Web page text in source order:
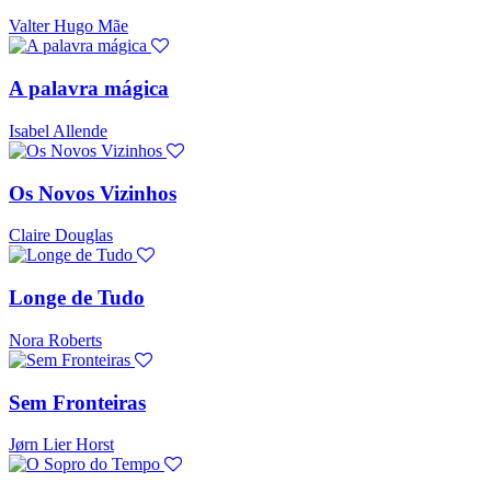
Valter Hugo Mãe
A palavra mágica
Isabel Allende
Os Novos Vizinhos
Claire Douglas
Longe de Tudo
Nora Roberts
Sem Fronteiras
Jørn Lier Horst